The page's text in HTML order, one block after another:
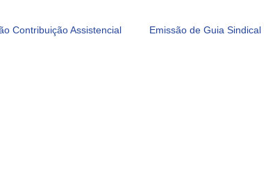
Contribuição Assistencial Emissão de Guia Sindical